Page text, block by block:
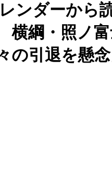
ンダーから
横綱・照ノ
の引退を懸